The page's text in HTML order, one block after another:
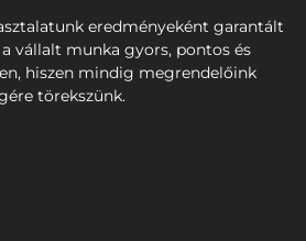
eredményeként garantált
vállalt munka gyors, pontos és
hiszen mindig megrendelőink
törekszünk.